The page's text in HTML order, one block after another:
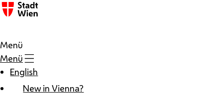
Zum Inhalt
Menü
Menü
English
New in Vienna?